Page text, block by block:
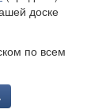
доске
по всем